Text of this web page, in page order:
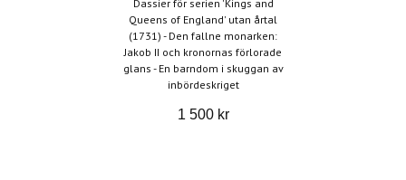
Dassier för serien 'Kings and
Queens of England' utan årtal
(1731) - Den fallne monarken:
Jakob II och kronornas förlorade
glans - En barndom i skuggan av
inbördeskriget
1 500 kr